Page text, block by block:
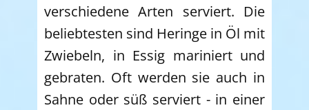
verschiedene Arten serviert. Die
beliebtesten sind Heringe in Öl mit
Zwiebeln, in Essig mariniert und
gebraten. Oft werden sie auch in
Sahne oder süß serviert - in einer